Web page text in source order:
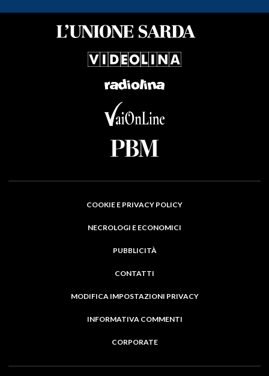
COOKIE E PRIVACY POLICY
NECROLOGI E ECONOMICI
PUBBLICITÀ
CONTATTI
MODIFICA IMPOSTAZIONI PRIVACY
INFORMATIVA COMMENTI
CORPORATE